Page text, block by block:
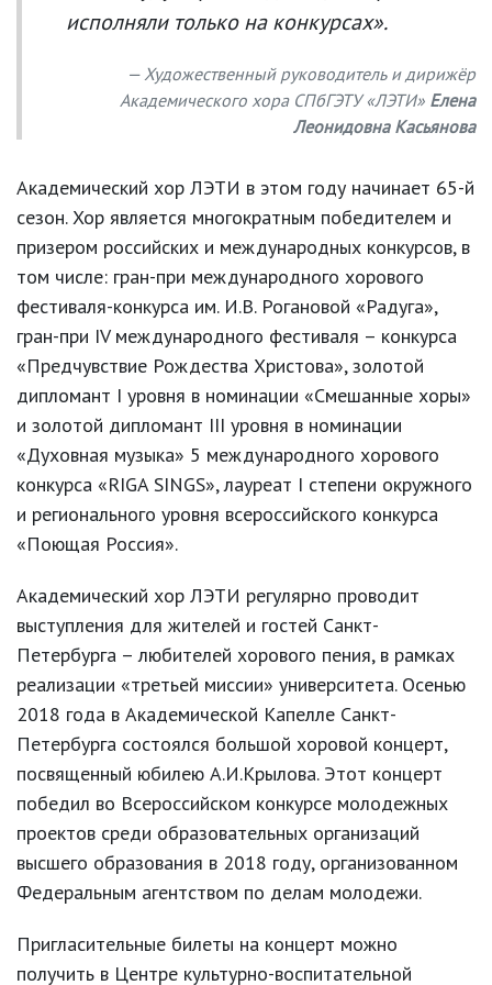
исполняли только на конкурсах».
Художественный руководитель и дирижёр
Академического хора СПбГЭТУ «ЛЭТИ» Елена
Леонидовна Касьянова
Академический хор ЛЭТИ в этом году начинает 65-й
сезон. Хор является многократным победителем и
призером российских и международных конкурсов, в
том числе: гран-при международного хорового
фестиваля-конкурса им. И.В. Рогановой «Радуга»,
гран-при IV международного фестиваля – конкурса
«Предчувствие Рождества Христова», золотой
дипломант I уровня в номинации «Смешанные хоры»
и золотой дипломант III уровня в номинации
«Духовная музыка» 5 международного хорового
конкурса «RIGA SINGS», лауреат I степени окружного
и регионального уровня всероссийского конкурса
«Поющая Россия».
Академический хор ЛЭТИ регулярно проводит
выступления для жителей и гостей Санкт-
Петербурга – любителей хорового пения, в рамках
реализации «третьей миссии» университета. Осенью
2018 года в Академической Капелле Санкт-
Петербурга состоялся большой хоровой концерт,
посвященный юбилею А.И.Крылова. Этот концерт
победил во Всероссийском конкурсе молодежных
проектов среди образовательных организаций
высшего образования в 2018 году, организованном
Федеральным агентством по делам молодежи.
Пригласительные билеты на концерт можно
получить в Центре культурно-воспитательной